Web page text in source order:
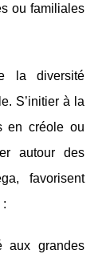
ou familiales
la diversité
S’initier à la
en créole ou
autour des
favorisent
:
aux grandes